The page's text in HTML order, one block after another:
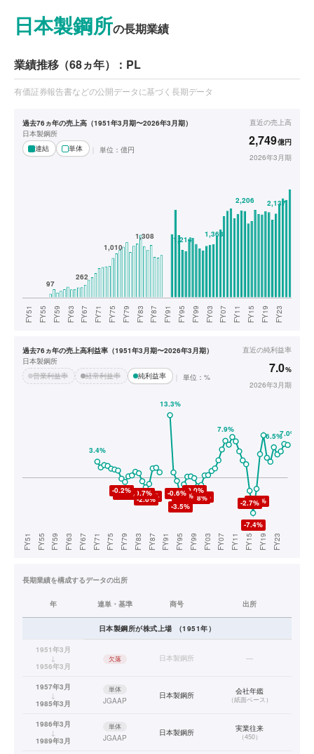
日本製鋼所の長期業績
業績推移（68ヵ年）：PL
有価証券報告書などの公開データに基づく長期データ
過去76ヵ年の売上高（1951年3月期〜2026年3月期）
日本製鋼所
連結
単体 単位： 億円
直近の売上高
2,749億円
2026年3月期
過去76ヵ年の売上高利益率（1951年3月期〜2026年3月期）
日本製鋼所
営業利益率
経常利益率 純利益率 単位：%
直近の純利益率
7.0%
2026年3月期
長期業績を構成するデータの出所
年 連単・基準 商号 出所
日本製鋼所が株式上場 （1951年）
1951年3月
↓
1956年3月
欠落 日本製鋼所 —
1957年3月
↓
1985年3月
単体
JGAAP
日本製鋼所 会社年鑑
（紙面ベース）
1986年3月
↓
1989年3月
単体
JGAAP
日本製鋼所 実業往来
（450）